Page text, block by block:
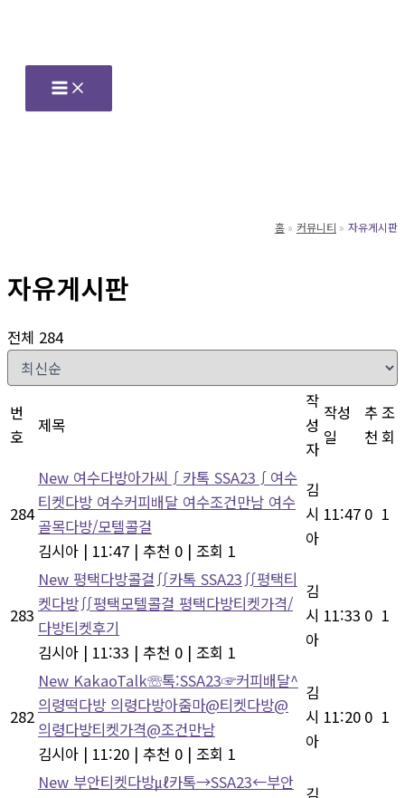
홈 커뮤니티 자유게시판
자유게시판
전체 284
번
호
제목
작
성
자
작성
일
추
천
조
회
284
New 여수다방아가씨∫카톡 SSA23∫여수
티켓다방 여수커피배달 여수조건만남 여수
골목다방/모텔콜걸
김시아 | 11:47 | 추천 0 | 조회 1
김
시
아
11:47 0 1
283
New 평택다방콜걸∬카톡 SSA23∬평택티
켓다방∬평택모텔콜걸 평택다방티켓가격/
다방티켓후기
김시아 | 11:33 | 추천 0 | 조회 1
김
시
아
11:33 0 1
282
New KakaoTalk☏톡:SSA23☞커피배달^
의령떡다방 의령다방아줌마@티켓다방@
의령다방티켓가격@조건만남
김시아 | 11:20 | 추천 0 | 조회 1
김
시
아
11:20 0 1
New 부안티켓다방㎕카톡→SSA23←부안
김